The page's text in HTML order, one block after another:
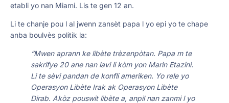
etabli yo nan Miami. Lis te gen 12 an.
Li te chanje pou l al jwenn zansèt papa l yo epi yo te chape
anba boulvès politik la:
“Mwen aprann ke libète trèzenpòtan. Papa m te
sakrifye 20 ane nan lavi li kòm yon Marin Etazini.
Li te sèvi pandan de konfli ameriken. Yo rele yo
Operasyon Libète Irak ak Operasyon Libète
Dirab. Akòz pouswit libète a, anpil nan zanmi l yo